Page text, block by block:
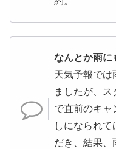
なんとか雨に
天気予報では
ましたが、
で直前のキャ
しになられ
だき、結果、